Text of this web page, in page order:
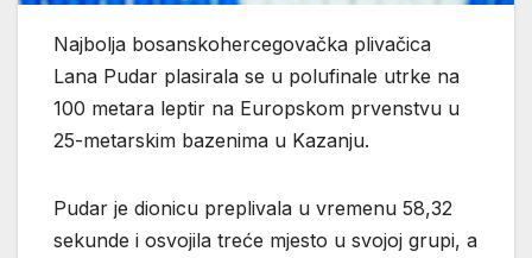
Najbolja bosanskohercegovačka plivačica
Lana Pudar plasirala se u polufinale utrke na
100 metara leptir na Europskom prvenstvu u
25-metarskim bazenima u Kazanju.
Pudar je dionicu preplivala u vremenu 58,32
sekunde i osvojila treće mjesto u svojoj grupi, a